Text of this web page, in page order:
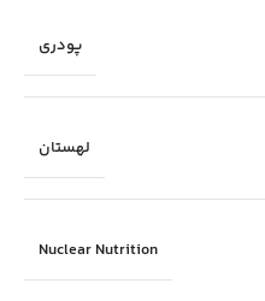
پودری
لهستان
Nuclear Nutrition